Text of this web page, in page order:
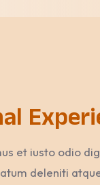
et iusto odio
deleniti